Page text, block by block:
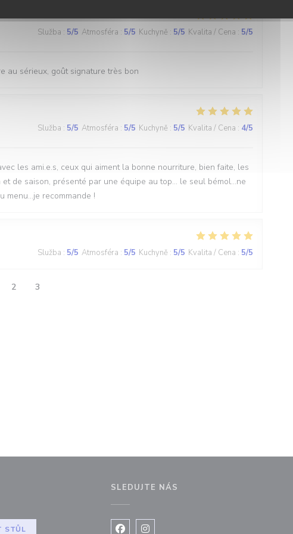
Služba : 5/5 Atmosféra : 5/5 Kuchyně : 5/5 Kvalita / Cena : 5/5
au sérieux, goût signature très bon
Služba : 5/5 Atmosféra : 5/5 Kuchyně : 5/5 Kvalita / Cena : 4/5
les ami.e.s, ceux qui aiment la bonne nourriture, bien faite, les
de saison, présenté par une équipe au top... le seul bémol...ne
recommande !
Služba : 5/5 Atmosféra : 5/5 Kuchyně : 5/5 Kvalita / Cena : 5/5
2 3
STŮL
SLEDUJTE NÁS